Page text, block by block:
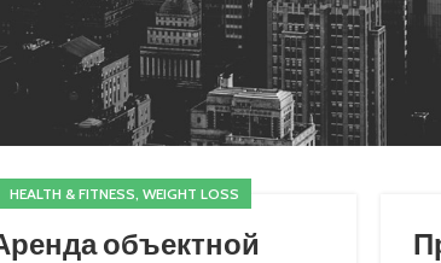
HEALTH & FITNESS, WEIGHT LOSS
объектной